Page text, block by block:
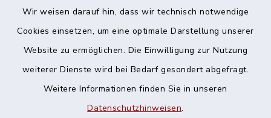
Wir weisen darauf hin, dass wir technisch notwendige
Cookies einsetzen, um eine optimale Darstellung unserer
Website zu ermöglichen. Die Einwilligung zur Nutzung
weiterer Dienste wird bei Bedarf gesondert abgefragt.
Weitere Informationen finden Sie in unseren
Datenschutzhinweisen.
Datenschutz
Impressum
Sitemap